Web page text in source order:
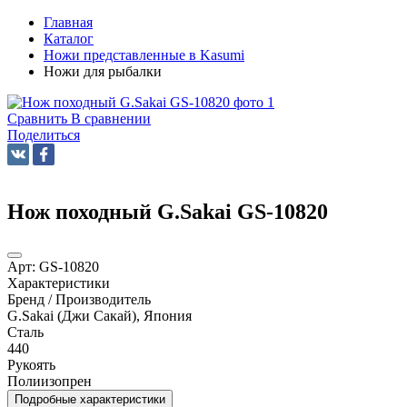
Главная
Каталог
Ножи представленные в Kasumi
Ножи для рыбалки
Сравнить В сравнении
Поделиться
Нож походный G.Sakai GS-10820
Арт: GS-10820
Характеристики
Бренд / Производитель
G.Sakai (Джи Сакай), Япония
Сталь
440
Рукоять
Полиизопрен
Подробные характеристики